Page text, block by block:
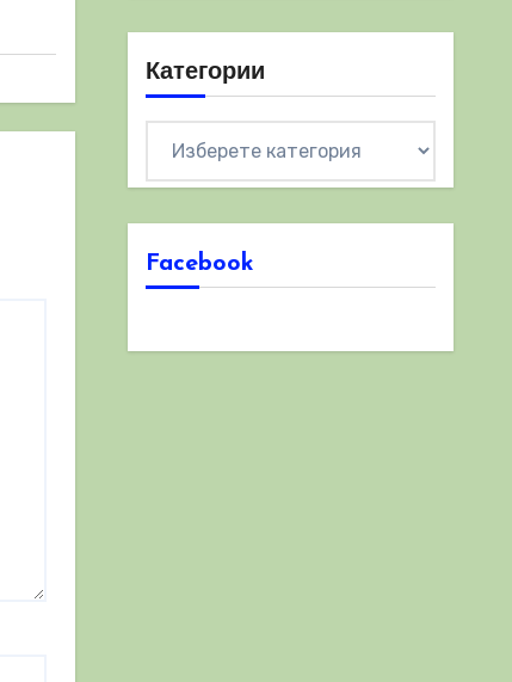
Категории
Facebook